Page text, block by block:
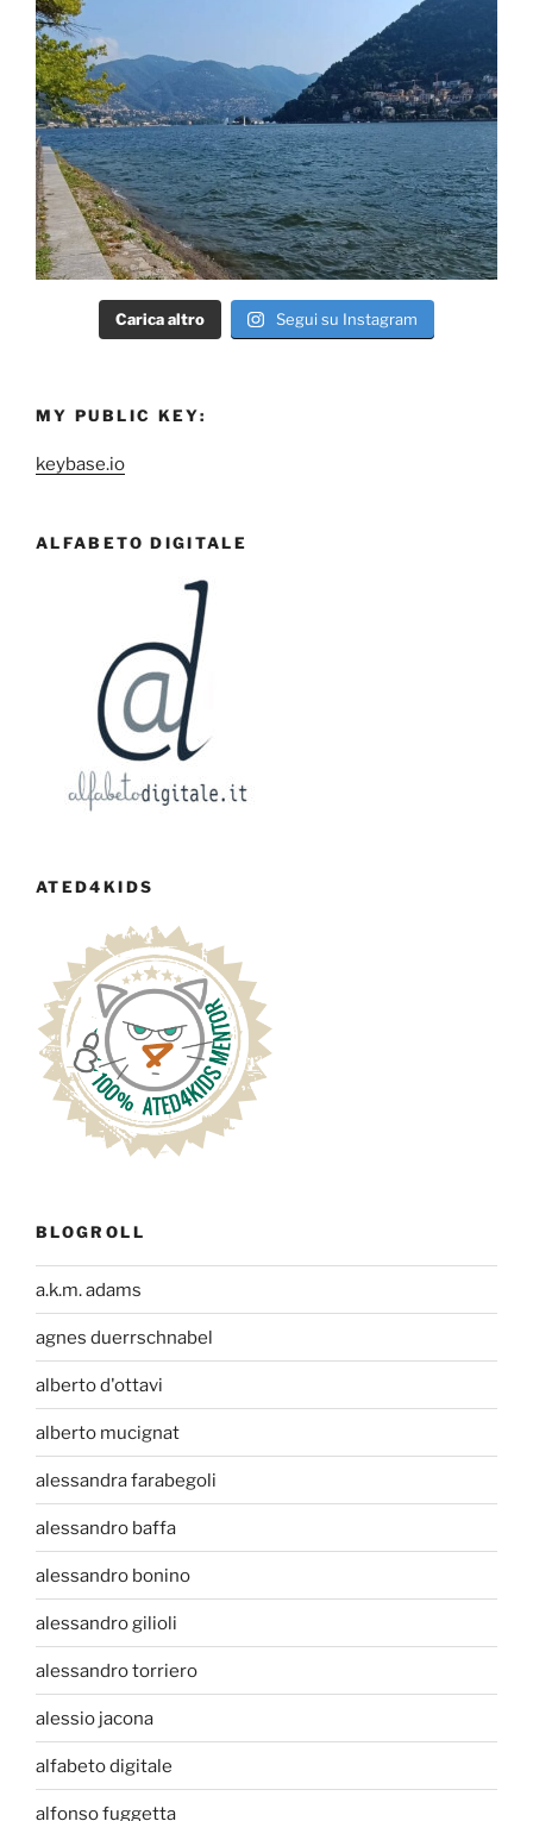
Carica altro Segui su Instagram
MY PUBLIC KEY:
keybase.io
ALFABETO DIGITALE
ATED4KIDS
BLOGROLL
a.k.m. adams
agnes duerrschnabel
alberto d'ottavi
alberto mucignat
alessandra farabegoli
alessandro baffa
alessandro bonino
alessandro gilioli
alessandro torriero
alessio jacona
alfabeto digitale
alfonso fuggetta